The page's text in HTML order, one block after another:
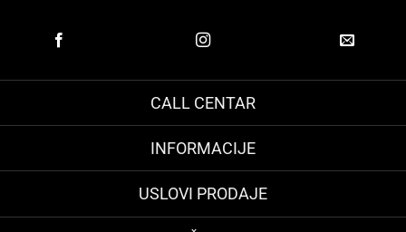
CALL CENTAR
INFORMACIJE
USLOVI PRODAJE